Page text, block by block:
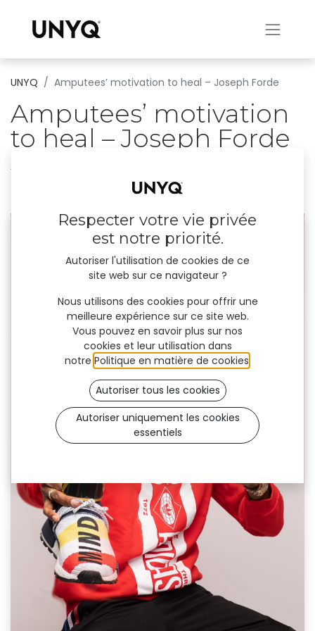
UNYQ Amputees’ motivation to heal – Joseph Forde
Amputees’ motivation
to heal – Joseph Forde
“Motivation to heal it’s a matter of mindset”.
Respecter votre vie privée
est notre priorité.
Autoriser l'utilisation de cookies de ce
site web sur ce navigateur ?
Nous utilisons des cookies pour offrir une
meilleure expérience sur ce site web.
Vous pouvez en savoir plus sur nos
cookies et leur utilisation dans
notre Politique en matière de cookies
Autoriser tous les cookies
Autoriser uniquement les cookies
essentiels